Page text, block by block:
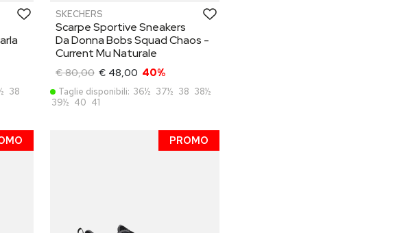
38
SKECHERS
Scarpe Sportive Sneakers
Da Donna Bobs Squad Chaos -
Current Mu Naturale
€ 80,00 € 48,00 40%
Taglie disponibili: 36½ 37½ 38 38½
39½ 40 41
PROMO